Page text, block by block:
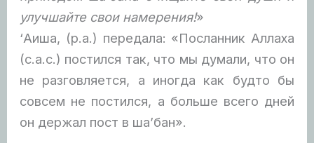
улучшайте свои намерения!»
‘Аиша, (р.а.) передала: «Посланник Аллаха
(с.а.с.) постился так, что мы думали, что он
не разговляется, а иногда как будто бы
совсем не постился, а больше всего дней
он держал пост в ша’бан».